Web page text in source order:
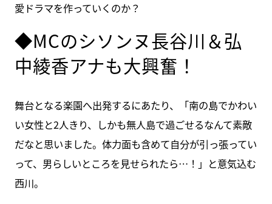
愛ドラマを作っていくのか？
◆MCのシソンヌ長谷川＆弘
中綾香アナも大興奮！
舞台となる楽園へ出発するにあたり、「南の島でかわい
い女性と2人きり、しかも無人島で過ごせるなんて素敵
だなと思いました。体力面も含めて自分が引っ張ってい
って、男らしいところを見せられたら…！」と意気込む
西川。